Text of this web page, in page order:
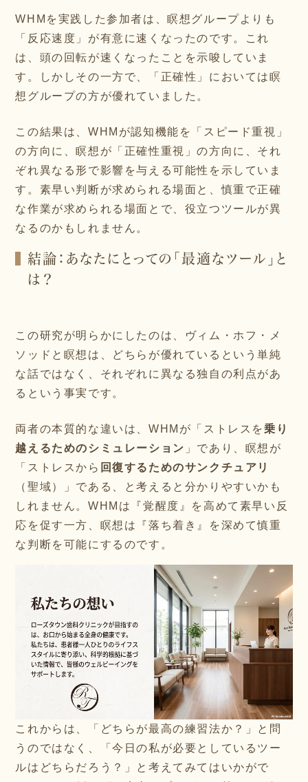
WHMを実践した参加者は、瞑想グループよりも
「反応速度」が有意に速くなったのです。これ
は、頭の回転が速くなったことを示唆していま
す。しかしその一方で、「正確性」においては瞑
想グループの方が優れていました。
この結果は、WHMが認知機能を「スピード重視」
の方向に、瞑想が「正確性重視」の方向に、それ
ぞれ異なる形で影響を与える可能性を示していま
す。素早い判断が求められる場面と、慎重で正確
な作業が求められる場面とで、役立つツールが異
なるのかもしれません。
結論：あなたにとっての「最適なツール」と
は？
この研究が明らかにしたのは、ヴィム・ホフ・メ
ソッドと瞑想は、どちらが優れているという単純
な話ではなく、それぞれに異なる独自の利点があ
るという事実です。
両者の本質的な違いは、WHMが「ストレスを乗り
越えるためのシミュレーション 」であり、瞑想が
「ストレスから 回復するためのサンクチュアリ
（聖域）」である、と考えると分かりやすいかも
しれません。WHMは『覚醒度』を高めて素早い反
応を促す一方、瞑想は『落ち着き』を深めて慎重
な判断を可能にするのです。
これからは、「どちらが最高の練習法か？」と問
うのではなく、「今日の私が必要としているツー
ルはどちらだろう？」と考えてみてはいかがで